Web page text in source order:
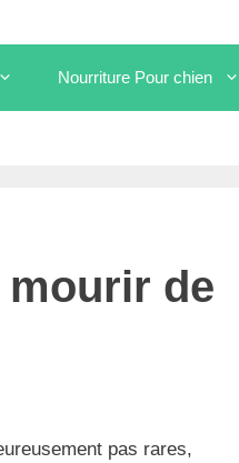
Nourriture Pour chien
de
pas rares,